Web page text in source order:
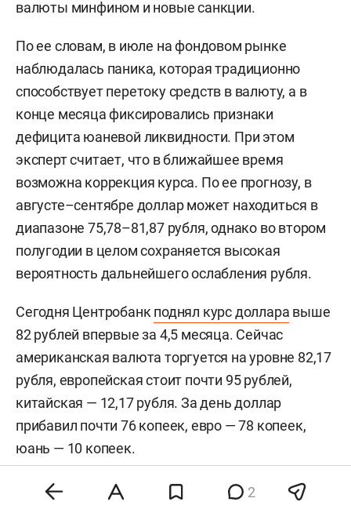
валюты минфином и новые санкции.
По ее словам, в июле на фондовом рынке
наблюдалась паника, которая традиционно
способствует перетоку средств в валюту, а в
конце месяца фиксировались признаки
дефицита юаневой ликвидности. При этом
эксперт считает, что в ближайшее время
возможна коррекция курса. По ее прогнозу, в
августе–сентябре доллар может находиться в
диапазоне 75,78–81,87 рубля, однако во втором
полугодии в целом сохраняется высокая
вероятность дальнейшего ослабления рубля.
Сегодня Центробанкподнял курс доллара выше
82 рублей впервые за 4,5 месяца. Сейчас
американская валюта торгуется на уровне 82,17
рубля, европейская стоит почти 95 рублей,
китайская — 12,17 рубля. За день доллар
прибавил почти 76 копеек, евро — 78 копеек,
юань — 10 копеек.
2